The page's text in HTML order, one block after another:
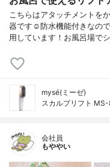
こちらはアタッチメントを
器です☺️防水機能付きなの
用しています！お風呂場で
mysé(ミーゼ)
スカルプリフト
会社員
もややい